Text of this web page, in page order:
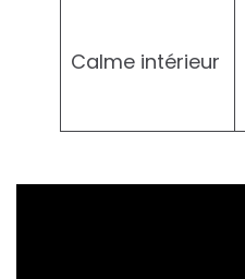
Calme intérieur